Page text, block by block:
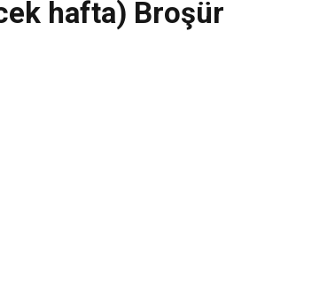
hafta) Broşür